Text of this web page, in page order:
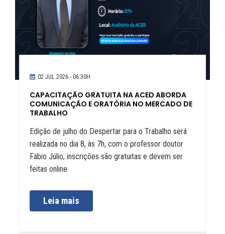
02 JUL 2026 - 06:30H
CAPACITAÇÃO GRATUITA NA ACED ABORDA
COMUNICAÇÃO E ORATÓRIA NO MERCADO DE
TRABALHO
Edição de julho do Despertar para o Trabalho será
realizada no dia 8, às 7h, com o professor doutor
Fábio Júlio; inscrições são gratuitas e devem ser
feitas online
Leia mais